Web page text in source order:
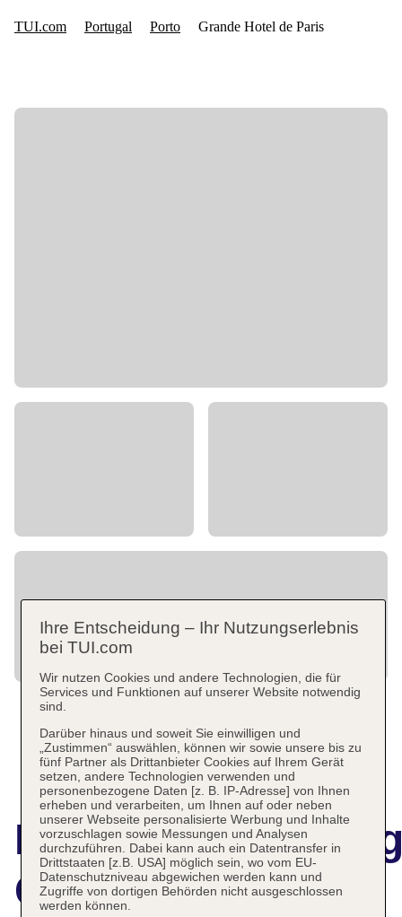
Grande Hotel de
Ihre Entscheidung – Ihr Nutzungserlebnis
bei TUI.com
Wir nutzen Cookies und andere Technologien, die für
Services und Funktionen auf unserer Website notwendig
sind.
Darüber hinaus und soweit Sie einwilligen und
„Zustimmen“ auswählen, können wir sowie unsere bis zu
fünf Partner als Drittanbieter Cookies auf Ihrem Gerät
setzen, andere Technologien verwenden und
personenbezogene Daten [z. B. IP-Adresse] von Ihnen
erheben und verarbeiten, um Ihnen auf oder neben
unserer Webseite personalisierte Werbung und Inhalte
vorzuschlagen sowie Messungen und Analysen
durchzuführen. Dabei kann auch ein Datentransfer in
Drittstaaten [z.B. USA] möglich sein, wo vom EU-
Datenschutzniveau abgewichen werden kann und
Zugriffe von dortigen Behörden nicht ausgeschlossen
werden können.